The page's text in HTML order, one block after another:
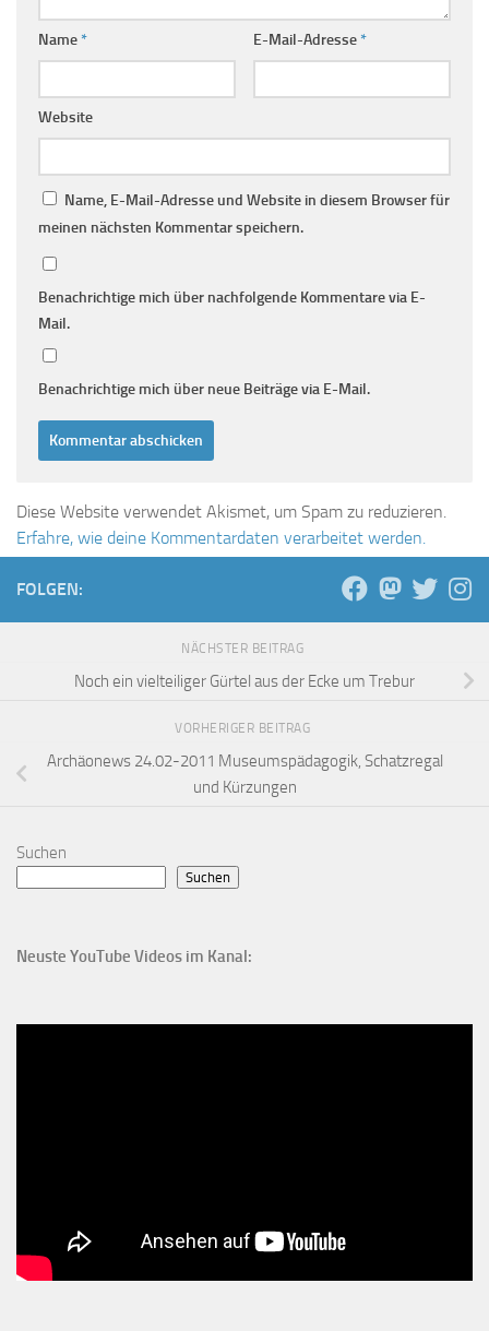
Name* E-Mail-Adresse*
Website
Name, E-Mail-Adresse und Website in diesem Browser für
meinen nächsten Kommentar speichern.
Benachrichtige mich über nachfolgende Kommentare via E-
Mail.
Benachrichtige mich über neue Beiträge via E-Mail.
Diese Website verwendet Akismet, um Spam zu reduzieren.
Erfahre, wie deine Kommentardaten verarbeitet werden.
FOLGEN:
NÄCHSTER BEITRAG
Noch ein vielteiliger Gürtel aus der Ecke um Trebur
VORHERIGER BEITRAG
Archäonews 24.02-2011 Museumspädagogik, Schatzregal
und Kürzungen
Suchen
Suchen
Neuste YouTube Videos im Kanal: